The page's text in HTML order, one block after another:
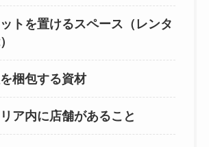
トを置けるスペース（レンタ
梱包する資材
ア内に店舗があること